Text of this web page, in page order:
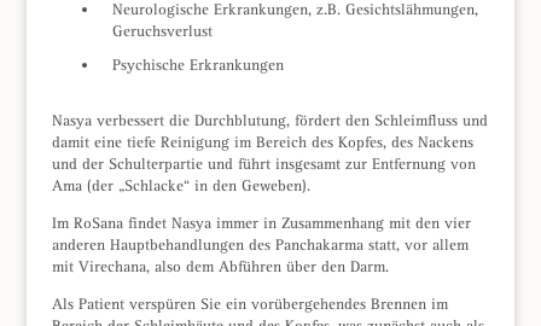
Neurologische Erkrankungen, z.B. Gesichtslähmungen,
Geruchsverlust
Psychische Erkrankungen
Nasya verbessert die Durchblutung, fördert den Schleimfluss und
damit eine tiefe Reinigung im Bereich des Kopfes, des Nackens
und der Schulterpartie und führt insgesamt zur Entfernung von
Ama (der „Schlacke“ in den Geweben).
Im RoSana findet Nasya immer in Zusammenhang mit den vier
anderen Hauptbehandlungen des Panchakarma statt, vor allem
mit Virechana, also dem Abführen über den Darm.
Als Patient verspüren Sie ein vorübergehendes Brennen im